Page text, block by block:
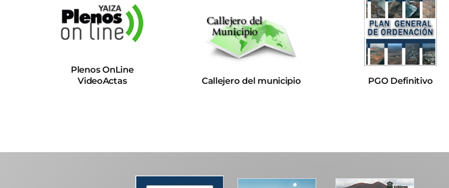
Plenos OnLine
VideoActas
Callejero del municipio PGO Definitivo